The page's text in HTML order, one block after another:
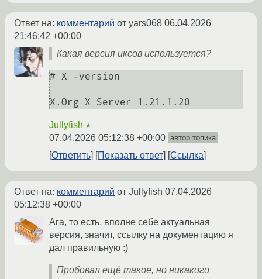
Ответ на: комментарий от yars068 06.04.2026
21:46:42 +00:00
Какая версия иксов используется?
# X -version
Jullyfish ★
07.04.2026 05:12:38 +00:00 автор топика
Ответить Показать ответ Ссылка
Ответ на: комментарий от Jullyfish 07.04.2026
05:12:38 +00:00
Ага, то есть, вполне себе актуальная
версия, значит, ссылку на документацию я
дал правильную :)
Пробовал ещё такое, но никакого